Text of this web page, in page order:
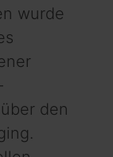
wurde
den